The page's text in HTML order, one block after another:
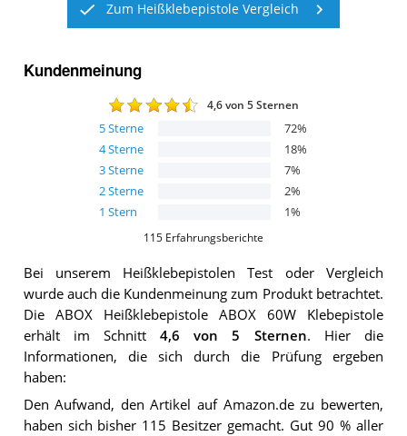
Zum Heißklebepistole Vergleich
Kundenmeinung
4,6von 5 Sternen
5Sterne 72%
4Sterne 18%
3Sterne 7%
2Sterne 2%
1 Stern 1%
115 Erfahrungsberichte
Bei unserem Heißklebepistolen Test oder Vergleich
wurde auch die Kundenmeinung zum Produkt betrachtet.
Die
ABOX Heißklebepistole ABOX 60W Klebepistole
erhält im Schnitt4,6 von 5 Sternen. Hier die
Informationen, die sich durch die Prüfung ergeben
haben:
Den Aufwand, den Artikel auf Amazon.de zu bewerten,
haben sich bisher 115 Besitzer gemacht. Gut 90 % aller